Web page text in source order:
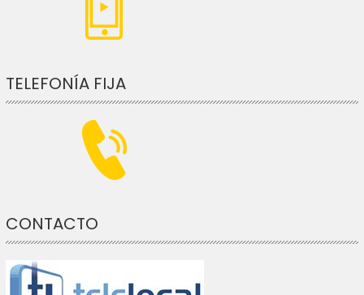
TELEFONÍA FIJA
CONTACTO